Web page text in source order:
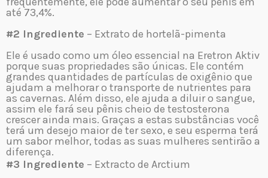
até 73,4%.
#2 Ingrediente – Extrato de hortelã-pimenta
Ele é usado como um óleo essencial na Eretron Aktiv
porque suas propriedades são únicas. Ele contém
grandes quantidades de partículas de oxigênio que
ajudam a melhorar o transporte de nutrientes para
as cavernas. Além disso, ele ajuda a diluir o sangue,
assim ele fará seu pênis cheio de testosterona
crescer ainda mais. Graças a estas substâncias você
terá um desejo maior de ter sexo, e seu esperma terá
um sabor melhor, todas as suas mulheres sentirão a
diferença.
#3 Ingrediente – Extracto de Arctium